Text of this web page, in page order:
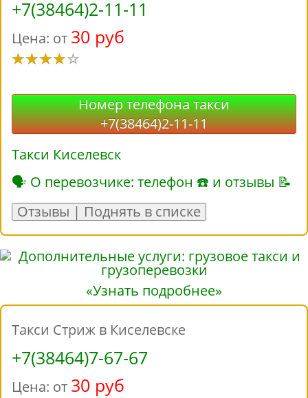
+7(38464)2-11-11
Цена: от 30 руб
Номер телефона такси
+7(38464)2-11-11
Такси Киселевск
🗣 О перевозчике: телефон ☎ и отзывы 📝
Отзывы | Поднять в списке
«Узнать подробнее»
Такси Стриж в Киселевске
+7(38464)7-67-67
Цена: от 30 руб